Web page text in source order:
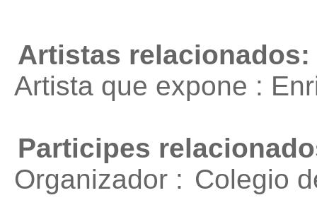
Artistas relacionados:
Artista que expone :
Participes
Organizador : Colegio